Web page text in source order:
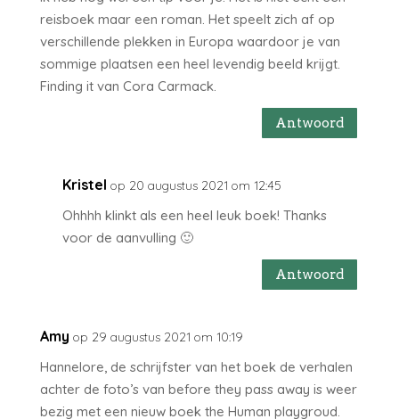
reisboek maar een roman. Het speelt zich af op
verschillende plekken in Europa waardoor je van
sommige plaatsen een heel levendig beeld krijgt.
Finding it van Cora Carmack.
Antwoord
Kristel op 20 augustus 2021 om 12:45
Ohhhh klinkt als een heel leuk boek! Thanks
voor de aanvulling 🙂
Antwoord
Amy op 29 augustus 2021 om 10:19
Hannelore, de schrijfster van het boek de verhalen
achter de foto’s van before they pass away is weer
bezig met een nieuw boek the Human playgroud.